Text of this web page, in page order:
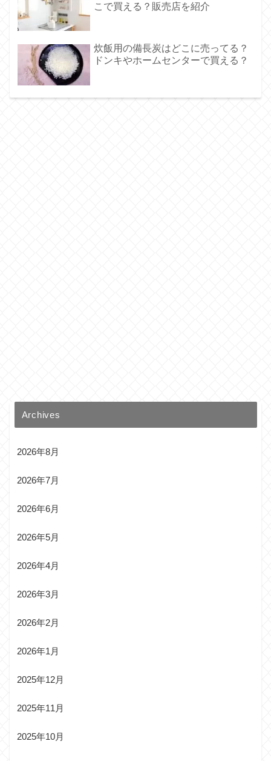
こで買える？販売店を紹介
炊飯用の備長炭はどこに売ってる？
ドンキやホームセンターで買える？
Archives
2026年8月
2026年7月
2026年6月
2026年5月
2026年4月
2026年3月
2026年2月
2026年1月
2025年12月
2025年11月
2025年10月